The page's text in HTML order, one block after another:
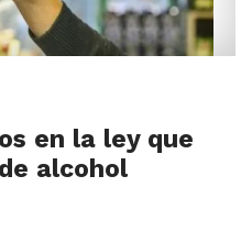
en la ley que
alcohol